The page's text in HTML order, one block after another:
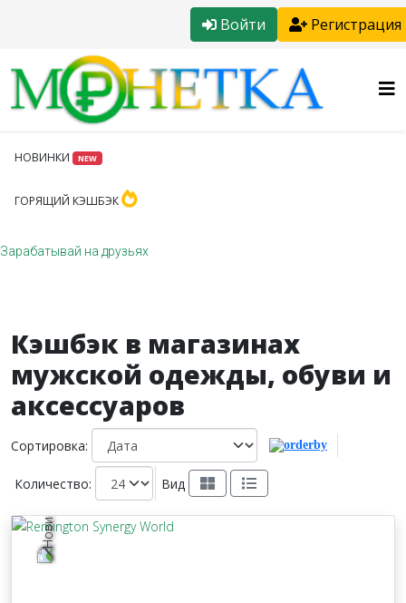
Войти Регистрация
НОВИНКИ NEW
ГОРЯЩИЙ КЭШБЭК
Зарабатывай на друзьях
Кэшбэк в магазинах
мужской одежды, обуви и
аксессуаров
Сортировка:
Количество: Вид